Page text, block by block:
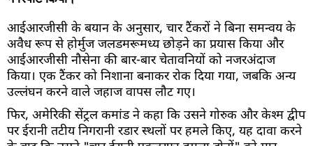
आईआरजीसी के बयान के अनुसार, चार टैंकरों ने बिना समन्वय के
अवैध रूप से होर्मुज जलडमरूमध्य छोड़ने का प्रयास किया और
आईआरजीसी नौसेना की बार-बार चेतावनियों को नजरअंदाज
किया। एक टैंकर को निशाना बनाकर रोक दिया गया, जबकि अन्य
उल्लंघन करने वाले जहाज वापस लौट गए।
फिर, अमेरिकी सेंट्रल कमांड ने कहा कि उसने गोरुक और केश्म द्वीप
पर ईरानी तटीय निगरानी रडार स्थलों पर हमले किए, यह दावा करने